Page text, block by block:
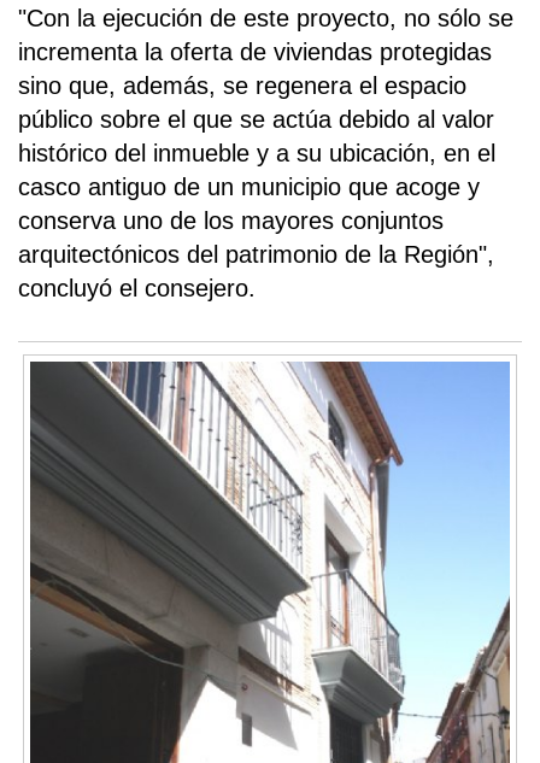
"Con la ejecución de este proyecto, no sólo se
incrementa la oferta de viviendas protegidas
sino que, además, se regenera el espacio
público sobre el que se actúa debido al valor
histórico del inmueble y a su ubicación, en el
casco antiguo de un municipio que acoge y
conserva uno de los mayores conjuntos
arquitectónicos del patrimonio de la Región",
concluyó el consejero.